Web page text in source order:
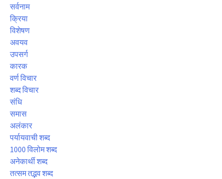
सर्वनाम
क्रिया
विशेषण
अवयव
उपसर्ग
कारक
वर्ण विचार
शब्द विचार
संधि
समास
अलंकार
पर्यायवाची शब्द
1000 विलोम शब्द
अनेकार्थी शब्द
तत्सम तद्भव शब्द